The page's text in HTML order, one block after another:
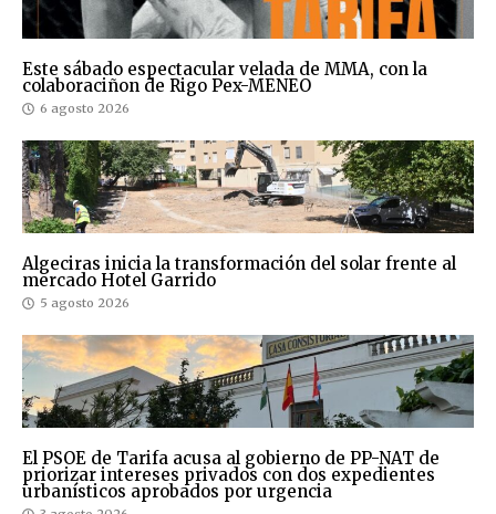
Este sábado espectacular velada de MMA, con la
colaboraciñon de Rigo Pex-MENEO
6 agosto 2026
Algeciras inicia la transformación del solar frente al
mercado Hotel Garrido
5 agosto 2026
El PSOE de Tarifa acusa al gobierno de PP-NAT de
priorizar intereses privados con dos expedientes
urbanísticos aprobados por urgencia